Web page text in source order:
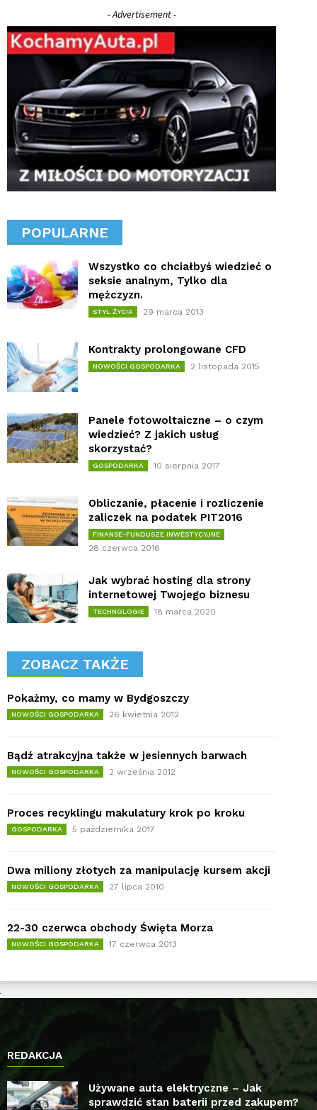
- Advertisement -
POPULARNE
Wszystko co chciałbyś wiedzieć o
seksie analnym, Tylko dla
mężczyzn.
STYL ŻYCIA 29 marca 2013
Kontrakty prolongowane CFD
NOWOŚCI GOSPODARKA 2 listopada 2015
Panele fotowoltaiczne – o czym
wiedzieć? Z jakich usług
skorzystać?
GOSPODARKA 10 sierpnia 2017
Obliczanie, płacenie i rozliczenie
zaliczek na podatek PIT2016
FINANSE-FUNDUSZE INWESTYCYJNE
28 czerwca 2016
Jak wybrać hosting dla strony
internetowej Twojego biznesu
TECHNOLOGIE 18 marca 2020
ZOBACZ TAKŻE
Pokażmy, co mamy w Bydgoszczy
NOWOŚCI GOSPODARKA 26 kwietnia 2012
Bądź atrakcyjna także w jesiennych barwach
NOWOŚCI GOSPODARKA 2 września 2012
Proces recyklingu makulatury krok po kroku
GOSPODARKA 5 października 2017
Dwa miliony złotych za manipulację kursem akcji
NOWOŚCI GOSPODARKA 27 lipca 2010
22-30 czerwca obchody Święta Morza
NOWOŚCI GOSPODARKA 17 czerwca 2013
REDAKCJA
Używane auta elektryczne – Jak
sprawdzić stan baterii przed zakupem?